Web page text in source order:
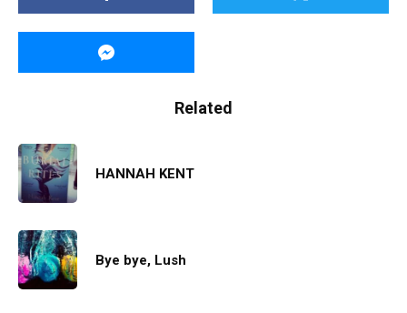
Related
HANNAH KENT
Bye bye, Lush